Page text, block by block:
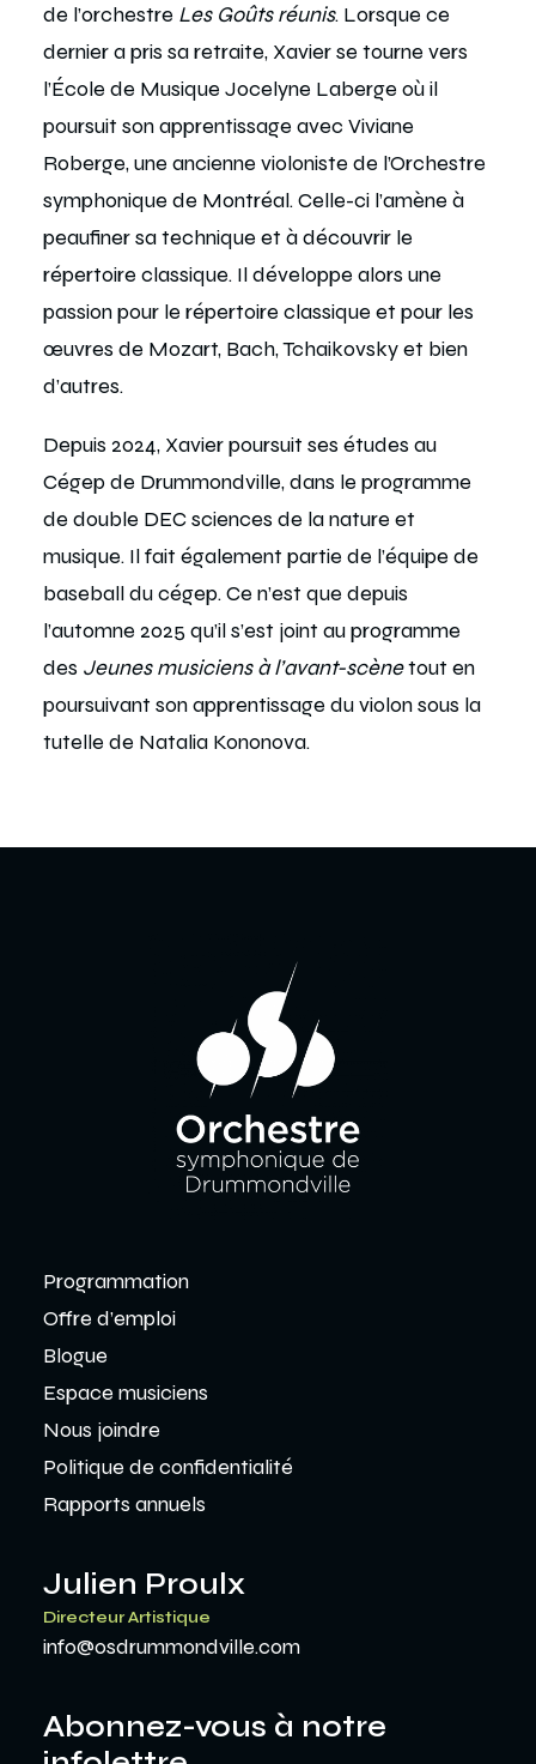
de l’orchestre Les Goûts réunis. Lorsque ce
dernier a pris sa retraite, Xavier se tourne vers
l’École de Musique Jocelyne Laberge où il
poursuit son apprentissage avec Viviane
Roberge, une ancienne violoniste de l’Orchestre
symphonique de Montréal. Celle-ci l’amène à
peaufiner sa technique et à découvrir le
répertoire classique. Il développe alors une
passion pour le répertoire classique et pour les
œuvres de Mozart, Bach, Tchaikovsky et bien
d’autres.
Depuis 2024, Xavier poursuit ses études au
Cégep de Drummondville, dans le programme
de double DEC sciences de la nature et
musique. Il fait également partie de l’équipe de
baseball du cégep. Ce n’est que depuis
l’automne 2025 qu’il s’est joint au programme
des Jeunes musiciens à l’avant-scènetout en
poursuivant son apprentissage du violon sous la
tutelle de Natalia Kononova.
Programmation
Offre d’emploi
Blogue
Espace musiciens
Nous joindre
Politique de confidentialité
Rapports annuels
Julien Proulx
Directeur Artistique
info@osdrummondville.com
Abonnez-vous à notre